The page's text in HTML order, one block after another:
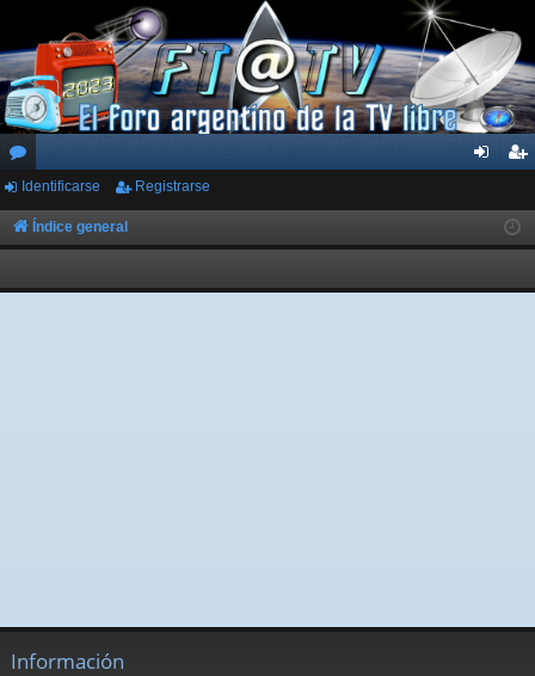
or
os
ar
ist
rs
Identificarse Registrarse
Índice general
Información